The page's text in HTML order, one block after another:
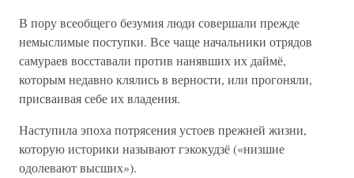
В пору всеобщего безумия люди совершали прежде
немыслимые поступки. Все чаще начальники отрядов
самураев восставали против нанявших их даймё,
которым недавно клялись в верности, или прогоняли,
присваивая себе их владения.
Наступила эпоха потрясения устоев прежней жизни,
которую историки называют гэкокудзё («низшие
одолевают высших»).